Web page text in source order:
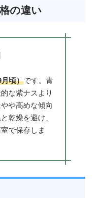
の違い
頃）です。青
な紫ナスより
や高めな傾向
乾燥を避け、
で保存しま